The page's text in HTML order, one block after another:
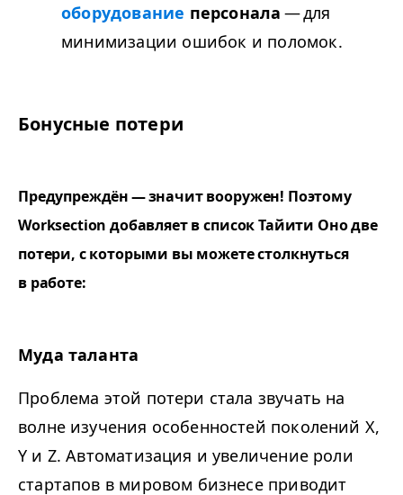
оборудование персонала — для
минимизации ошибок и поломок.
Бонусные потери
Предупреждён — значит вооружен! Поэтому
Worksection добавляет в список Тайити Оно две
потери, с которыми вы можете столкнуться
в работе:
Муда таланта
Проблема этой потери стала звучать на
волне изучения особенностей поколений X,
Y и Z. Автоматизация и увеличение роли
стартапов в мировом бизнесе приводит